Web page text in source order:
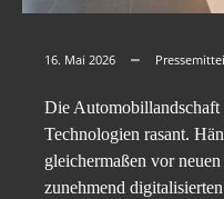
16. Mai 2026
Die Automobillandschaft
Technologien rasant.
gleichermaßen vor
zunehmend